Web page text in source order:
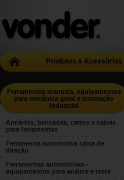
Produtos e Acessórios
Ferramentas manuais, equipamentos
para mecânica geral e instalação
industrial
Armários, bancadas, carros e caixas
para ferramentas
Ferramenta automotiva caixa de
direção
Ferramentas automotivas -
equipamentos para análise e teste